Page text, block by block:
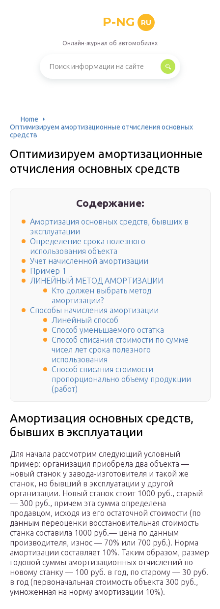
P-NG RU
Онлайн-журнал об автомобилях
Home
Оптимизируем амортизационные отчисления основных
средств
Оптимизируем амортизационные
отчисления основных средств
Содержание:
Амортизация основных средств, бывших в
эксплуатации
Определение срока полезного
использования объекта
Учет начисленной амортизации
Пример 1
ЛИНЕЙНЫЙ МЕТОД АМОРТИЗАЦИИ
Кто должен выбрать метод
амортизации?
Способы начисления амортизации
Линейный способ
Способ уменьшаемого остатка
Способ списания стоимости по сумме
чисел лет срока полезного
использования
Способ списания стоимости
пропорционально объему продукции
(работ)
Амортизация основных средств,
бывших в эксплуатации
Для начала рассмотрим следующий условный
пример: организация приобрела два объекта —
новый станок у завода-изготовителя и такой же
станок, но бывший в эксплуатации у другой
организации. Новый станок стоит 1000 руб., старый
— 300 руб., причем эта сумма определена
продавцом, исходя из его остаточной стоимости (по
данным переоценки восстановительная стоимость
станка составила 1000 руб.— цена по данным
производителя, износ — 70% или 700 руб.). Норма
амортизации составляет 10%. Таким образом, размер
годовой суммы амортизационных отчислений по
новому станку — 100 руб. в год, по старому — 30 руб.
в год (первоначальная стоимость объекта 300 руб.,
умноженная на норму амортизации 10%).